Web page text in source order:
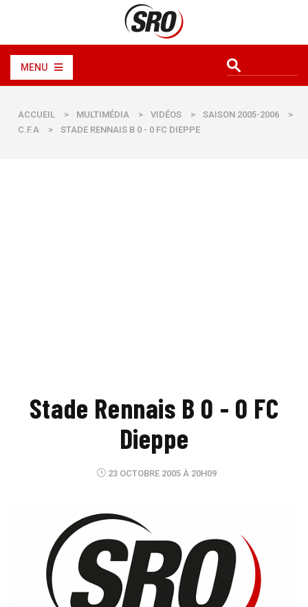
MENU
ACCUEIL > MULTIMÉDIA > VIDÉOS > SAISON 2005-2006
>
C.F.A
> STADE RENNAIS B 0 - 0 FC DIEPPE
Stade Rennais B 0 - 0 FC
Dieppe
23 OCTOBRE 2005 À 20H09